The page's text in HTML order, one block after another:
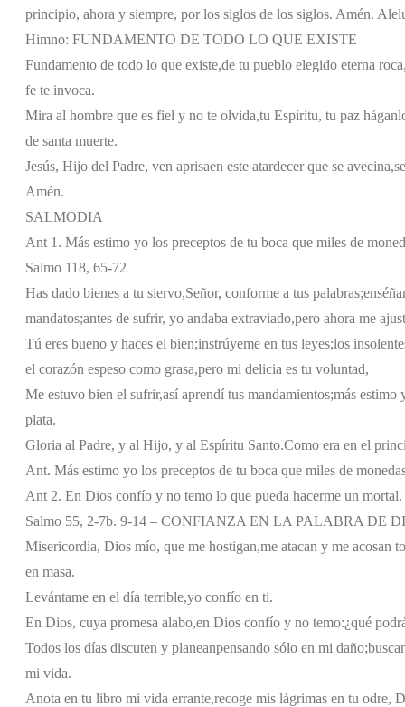
principio, ahora y siempre, por los siglos de los siglos. Amén.
Himno: FUNDAMENTO DE TODO LO QUE EXISTE
Fundamento de todo lo que existe,de tu pueblo elegido eterna
fe te invoca.
Mira al hombre que es fiel y no te olvida,tu Espíritu, tu paz
de santa muerte.
Jesús, Hijo del Padre, ven aprisaen este atardecer que se avecina,
Amén.
SALMODIA
Ant 1. Más estimo yo los preceptos de tu boca que miles de
Salmo 118, 65-72
Has dado bienes a tu siervo,Señor, conforme a tus palabras;
mandatos;antes de sufrir, yo andaba extraviado,pero ahora me
Tú eres bueno y haces el bien;instrúyeme en tus leyes;los
el corazón espeso como grasa,pero mi delicia es tu voluntad,
Me estuvo bien el sufrir,así aprendí tus mandamientos;más estimo
plata.
Gloria al Padre, y al Hijo, y al Espíritu Santo.Como era en el
Ant. Más estimo yo los preceptos de tu boca que miles de
Ant 2. En Dios confío y no temo lo que pueda hacerme un mortal.
Salmo 55, 2-7b. 9-14 – CONFIANZA EN LA PALABRA DE
Misericordia, Dios mío, que me hostigan,me atacan y me acosan
en masa.
Levántame en el día terrible,yo confío en ti.
En Dios, cuya promesa alabo,en Dios confío y no temo:¿qué
Todos los días discuten y planeanpensando sólo en mi daño;
mi vida.
Anota en tu libro mi vida errante,recoge mis lágrimas en tu odre,